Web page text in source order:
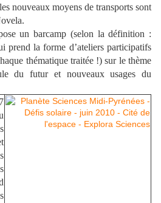
nouveaux moyens de transports sont
un barcamp (selon la définition :
prend la forme d’ateliers participatifs
thématique traitée !) sur le thème
du futur et nouveaux usages du